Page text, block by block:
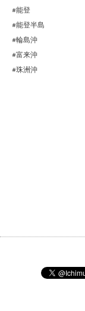
#能登
#能登半島
#輪島沖
#富来沖
#珠洲沖